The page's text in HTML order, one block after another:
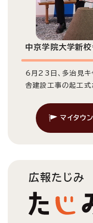
中京学院大学新
6月23日、多治見キ
舎建設工事の起工式
マイタウ